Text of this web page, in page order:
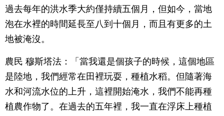
過去每年的洪水季大約僅持續五個月，但如今，當地
泡在水裡的時間延長至八到十個月，而且有更多的土
地被淹沒。
農民 穆斯塔法：「當我還是個孩子的時候，這個地區
是陸地，我們經常在田裡玩耍，種植水稻。但隨著海
水和河流水位的上升，這裡開始淹水，我們不能再種
植農作物了。在過去的五年裡，我一直在浮床上種植